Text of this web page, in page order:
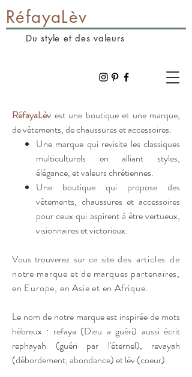
RéfayaLèv
Du style et des valeurs
RéfayaLèv est une boutique et une marque,
de vêtements, de chaussures et accessoires.
Une marque qui revisite les classiques
multiculturels en alliant styles,
élégance,et valeurs chrétiennes.
Une boutique qui propose des
vêtements, chaussures et accessoires
pourceux qui aspirent à être vertueux,
visionnaires et victorieux.
Vous trouverez sur ce sitedes articles de
notre marque et de marques partenaires,
en Europe, en Asie et en Afrique.
Le nom de notre marque est inspirée de mots
hébreux : refaya (Dieu a guéri) aussi écrit
rephayah (guéri par l'éternel), revayah
(débordement, abondance) et lèv (coeur).​